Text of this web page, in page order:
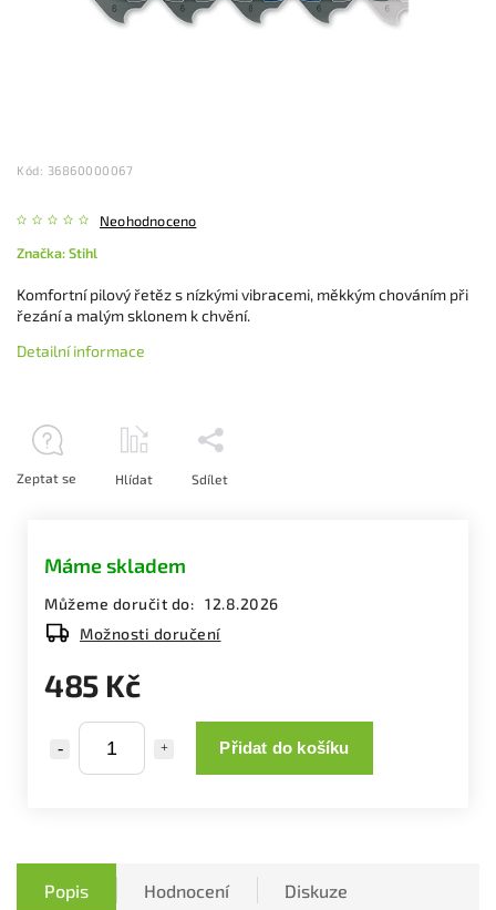
Kód: 36860000067
Neohodnoceno
Značka:Stihl
485 Kč
Přidat do košíku
Máme skladem
Můžeme doručit do: 12.8.2026
Možnosti doručení
Komfortní pilový řetěz s nízkými vibracemi, měkkým chováním při
řezání a malým sklonem k chvění.
Detailní informace
Zeptat se Hlídat Sdílet
Popis Hodnocení Diskuze